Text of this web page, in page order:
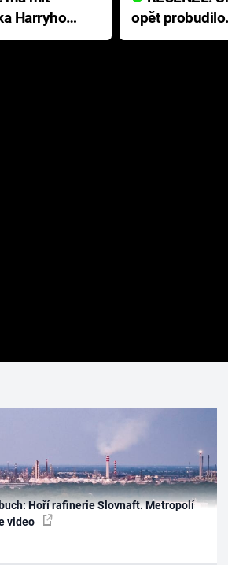
Harryho
opět
přichází s
Hoří rafinerie Slovnaft. Metropolí
video